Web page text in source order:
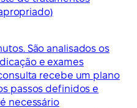
São analisados os
e exames
recebe um plano
passos definidos e
necessário